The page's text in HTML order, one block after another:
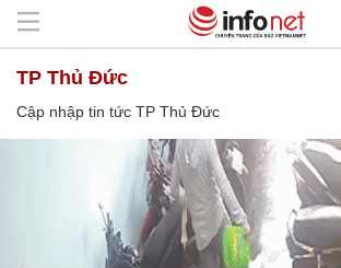
TP Thủ Đức
Cập nhập tin tức TP Thủ Đức